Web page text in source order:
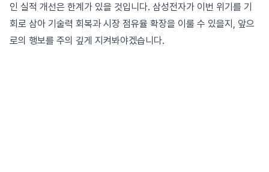
인 실적 개선은 한계가 있을 것입니다. 삼성전자가 이번 위기를 기
회로 삼아 기술력 회복과 시장 점유율 확장을 이룰 수 있을지, 앞으
로의 행보를 주의 깊게 지켜봐야겠습니다.